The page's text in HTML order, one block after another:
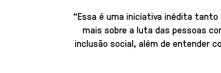
“Essa é uma iniciativa inédita tanto
mais sobre a luta das pessoas
inclusão social, além de entender